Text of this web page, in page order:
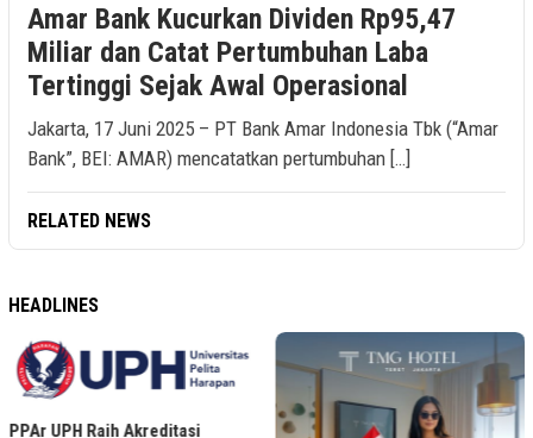
Amar Bank Kucurkan Dividen Rp95,47
Miliar dan Catat Pertumbuhan Laba
Tertinggi Sejak Awal Operasional
Jakarta, 17 Juni 2025 – PT Bank Amar Indonesia Tbk (“Amar
Bank”, BEI: AMAR) mencatatkan pertumbuhan […]
RELATED NEWS
HEADLINES
PPAr UPH Raih Akreditasi